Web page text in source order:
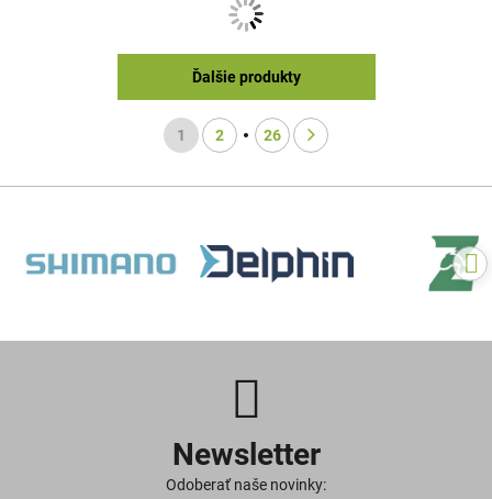
Ďalšie produkty
1 2 26
Newsletter
Odoberať naše novinky: